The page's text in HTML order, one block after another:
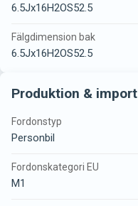
6.5Jx16H2OS52.5
Fälgdimension bak
6.5Jx16H2OS52.5
Produktion & import
Fordonstyp
Personbil
Fordonskategori EU
M1